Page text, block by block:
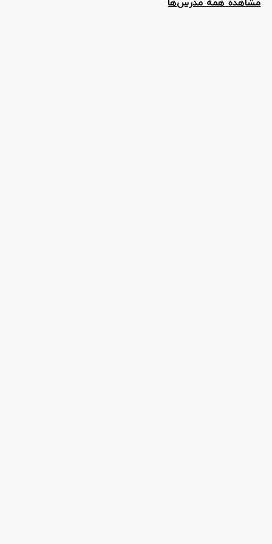
آنلاین رزرو کنید.
مشاهده همه مدرس‌ها